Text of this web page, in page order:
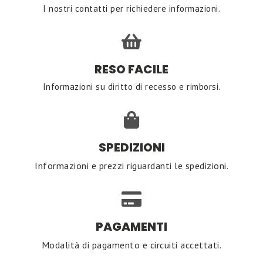
I nostri contatti per richiedere informazioni.
RESO FACILE
Informazioni su diritto di recesso e rimborsi.
SPEDIZIONI
Informazioni e prezzi riguardanti le spedizioni.
PAGAMENTI
Modalità di pagamento e circuiti accettati.